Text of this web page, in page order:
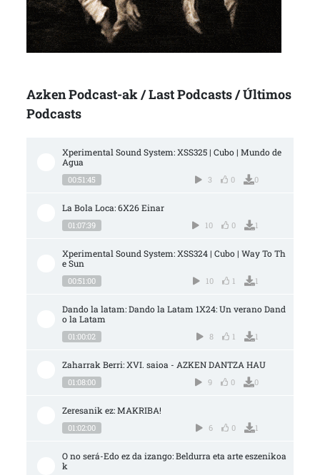
Azken Podcast-ak / Last Podcasts / Últimos
Podcasts
Xperimental Sound System: XSS325 | Cubo | Mundo de
Agua
00:51:45 3 0 0
La Bola Loca: 6X26 Einar
01:07:39 10 0 1
Xperimental Sound System: XSS324 | Cubo | Way To Th
e Sun
00:51:00 10 1 1
Dando la latam: Dando la Latam 1X24: Un verano Dand
o la Latam
01:00:02 8 1 1
Zaharrak Berri: XVI. saioa - AZKEN DANTZA HAU
01:08:00 9 0 0
Zeresanik ez: MAKRIBA!
01:02:00 6 0 1
O no será-Edo ez da izango: Beldurra eta arte eszenikoa
k